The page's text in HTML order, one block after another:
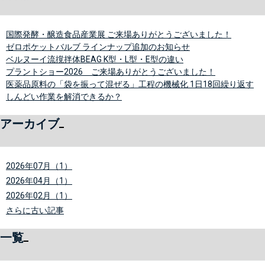
国際発酵・醸造食品産業展 ご来場ありがとうございました！
ゼロポケットバルブ ラインナップ追加のお知らせ
ベルヌーイ流撹拌体BEAG K型・L型・E型の違い
プラントショー2026 ご来場ありがとうございました！
医薬品原料の「袋を振って混ぜる」工程の機械化 1日18回繰り返す
しんどい作業を解消できるか？
アーカイブ
2026年07月（1）
2026年04月（1）
2026年02月（1）
さらに古い記事
一覧